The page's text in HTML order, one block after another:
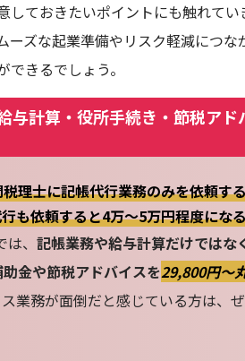
しておきたいポイントにも触れて
ーズな起業準備やリスク軽減につ
きるでしょう。
与計算・役所手続き・節税ア
理士に記帳代行業務のみを依頼す
も依頼すると4万～5万円程度にな
、 記帳業務や給与計算だけではな
金や節税アドバイスを29,800円〜
業務が面倒だと感じている方は、